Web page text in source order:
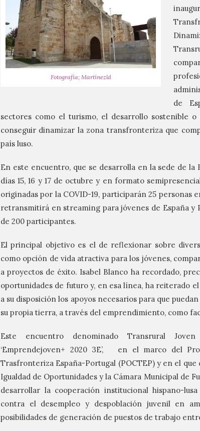
Fotografía; Martínezld
de
sectores como el turismo, el desarrollo sostenible
conseguir dinamizar la zona transfronteriza que
país luso.
En este encuentro, que se desarrolla en la sede de la
días 15, 16 y 17 de octubre y en formato
originadas por la COVID-19, participarán 25 personas
retransmitirá en streaming para jóvenes de España y
de 200 participantes.
El principal objetivo es el de reflexionar sobre
como opción de vida atractiva para los jóvenes,
a proyectos de éxito. Isabel Blanco ha recordado,
oportunidades de futuro y, en esa línea, ha reiterado
a su disposición los apoyos necesarios para que
su propia tierra, a través del emprendimiento, como
Este encuentro denominado Transrural
‘Emprendejoven+ 2020 3E’,
en el marco del
Trasfronteriza España-Portugal (POCTEP) y en el
Igualdad de Oportunidades y la Cámara Municipal de
desarrollar la cooperación institucional hispano-
contra el desempleo y despoblación juvenil en
posibilidades de generación de puestos de trabajo